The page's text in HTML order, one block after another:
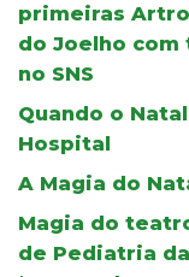
primeiras
do Joelho com
no SNS
Quando o
Hospital
A Magia do
Magia do
de Pediatria da